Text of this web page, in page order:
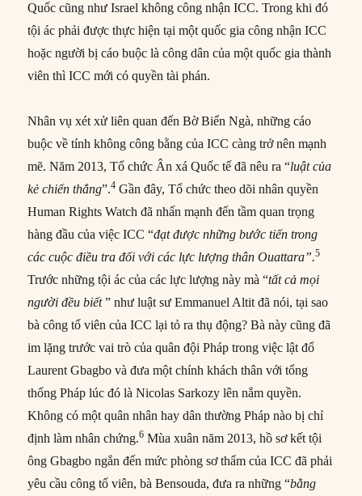
Quốc cũng như Israel không công nhận ICC. Trong khi đó
tội ác phải được thực hiện tại một quốc gia công nhận ICC
hoặc người bị cáo buộc là công dân của một quốc gia thành
viên thì ICC mới có quyền tài phán.
Nhân vụ xét xử liên quan đến Bờ Biển Ngà, những cáo
buộc về tính không công bằng của ICC càng trở nên mạnh
mẽ. Năm 2013, Tổ chức Ân xá Quốc tế đã nêu ra “luật của
kẻ chiến thắng”.4 Gần đây, Tổ chức theo dõi nhân quyền
Human Rights Watch đã nhấn mạnh đến tầm quan trọng
hàng đầu của việc ICC “đạt được những bước tiến trong
các cuộc điều tra đối với các lực lượng thân Ouattara”.5
Trước những tội ác của các lực lượng này mà “tất cả mọi
người đều biết” như luật sư Emmanuel Altit đã nói, tại sao
bà công tố viên của ICC lại tỏ ra thụ động? Bà này cũng đã
im lặng trước vai trò của quân đội Pháp trong việc lật đổ
Laurent Gbagbo và đưa một chính khách thân với tổng
thống Pháp lúc đó là Nicolas Sarkozy lên nắm quyền.
Không có một quân nhân hay dân thường Pháp nào bị chỉ
định làm nhân chứng.6 Mùa xuân năm 2013, hồ sơ kết tội
ông Gbagbo ngắn đến mức phòng sơ thẩm của ICC đã phải
yêu cầu công tố viên, bà Bensouda, đưa ra những “bằng